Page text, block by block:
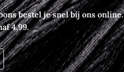
bestel je snel bij ons online.
4,99.